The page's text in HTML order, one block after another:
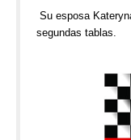
Su esposa
segundas tablas.